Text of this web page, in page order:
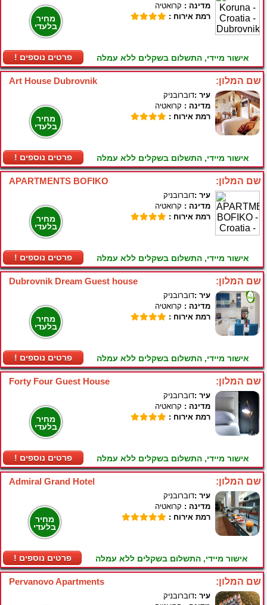
מחיר
בלעדי
! פרטים נוספים
מדינה : קרואטיה
רמת אירוח :
אישור מיידי, התשלום בשקלים ללא עמלה
Art House Dubrovnik שם המלון:
מחיר
בלעדי
! פרטים נוספים
עיר :דוברובניק
מדינה : קרואטיה
רמת אירוח :
אישור מיידי, התשלום בשקלים ללא עמלה
APARTMENTS BOFIKO שם המלון:
מחיר
בלעדי
! פרטים נוספים
עיר :דוברובניק
מדינה : קרואטיה
רמת אירוח :
אישור מיידי, התשלום בשקלים ללא עמלה
Dubrovnik Dream Guest house שם המלון:
מחיר
בלעדי
! פרטים נוספים
עיר :דוברובניק
מדינה : קרואטיה
רמת אירוח :
אישור מיידי, התשלום בשקלים ללא עמלה
Forty Four Guest House שם המלון:
מחיר
בלעדי
! פרטים נוספים
עיר :דוברובניק
מדינה : קרואטיה
רמת אירוח :
אישור מיידי, התשלום בשקלים ללא עמלה
Admiral Grand Hotel שם המלון:
מחיר
בלעדי
! פרטים נוספים
עיר :דוברובניק
מדינה : קרואטיה
רמת אירוח :
אישור מיידי, התשלום בשקלים ללא עמלה
Pervanovo Apartments שם המלון:
עיר :דוברובניק